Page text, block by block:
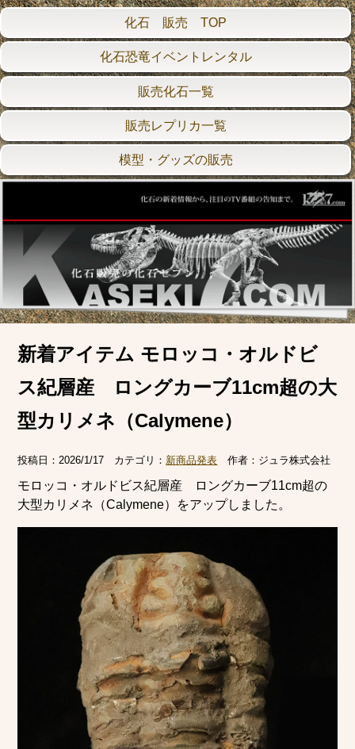
化石 販売 TOP
化石恐竜イベントレンタル
販売化石一覧
販売レプリカ一覧
模型・グッズの販売
新着アイテム モロッコ・オルドビ
ス紀層産 ロングカーブ11cm超の大
型カリメネ（Calymene）
投稿日：2026/1/17 カテゴリ： 新商品発表 作者： ジュラ株式会社
モロッコ・オルドビス紀層産 ロングカーブ11cm超の
大型カリメネ（Calymene）をアップしました。